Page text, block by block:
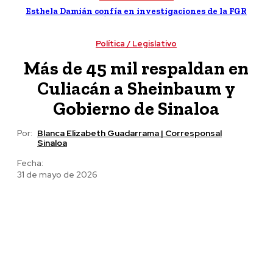
Esthela Damián confía en investigaciones de la FGR
Política / Legislativo
Más de 45 mil respaldan en
Culiacán a Sheinbaum y
Gobierno de Sinaloa
Por: Blanca Elizabeth Guadarrama | Corresponsal
Sinaloa
Fecha:
31 de mayo de 2026